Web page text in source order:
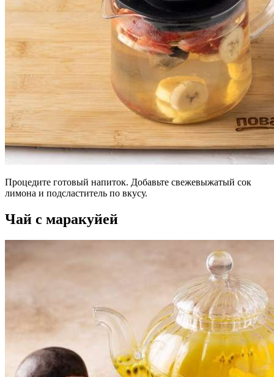
Процедите готовый напиток. Добавьте свежевыжатый сок
лимона и подсластитель по вкусу.
Чай с маракуйей